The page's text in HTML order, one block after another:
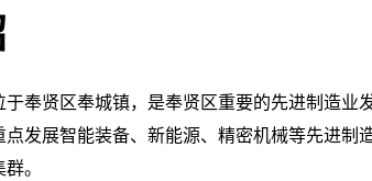
于奉贤区奉城镇，是奉贤区重要的先进制造业
点发展智能装备、新能源、精密机械等先进制
。